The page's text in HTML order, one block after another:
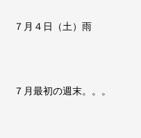
７月４日（土）雨
７月最初の週末。。。